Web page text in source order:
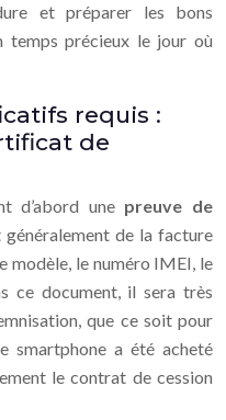
et préparer les bons
temps précieux le jour où
requis :
de
d’abord une preuve de
généralement de la facture
modèle, le numéro IMEI, le
ce document, il sera très
que ce soit pour
smartphone a été acheté
le contrat de cession